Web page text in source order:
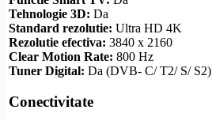
Tehnologie 3D: Da
Standard rezolutie: Ultra HD 4K
Rezolutie efectiva: 3840 x 2160
Clear Motion Rate: 800 Hz
Tuner Digital: Da (DVB- C/ T2/ S/ S2)
Conectivitate